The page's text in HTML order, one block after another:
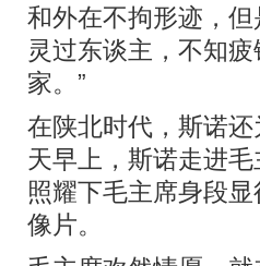
和外在不拘形迹，
灵过东谈主，不知
家。”
在陕北时代，斯诺
天早上，斯诺走进
照耀下毛主席身段
像片。